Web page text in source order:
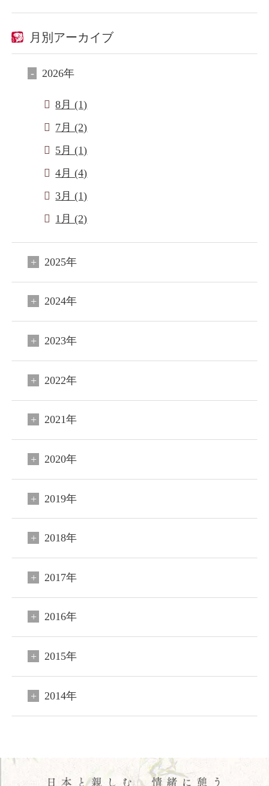
月別アーカイブ
2026年
8月 (1)
7月 (2)
5月 (1)
4月 (4)
3月 (1)
1月 (2)
2025年
2024年
2023年
2022年
2021年
2020年
2019年
2018年
2017年
2016年
2015年
2014年